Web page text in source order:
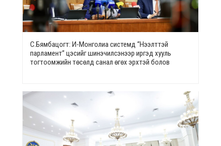
С.Бямбацогт: И-Монголиа системд “Нээлттэй
парламент” цэсийг шинэчилсэнээр иргэд хууль
тогтоомжийн төсөлд санал өгөх эрхтэй болов